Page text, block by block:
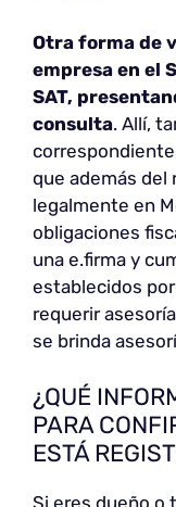
Otra forma de
empresa en el
SAT,
consulta. Allí,
que además del
legalmente en
obligaciones
una e.firma y
establecidos por
requerir
se brinda
¿QUÉ
PARA
ESTÁ
Si eres dueño o